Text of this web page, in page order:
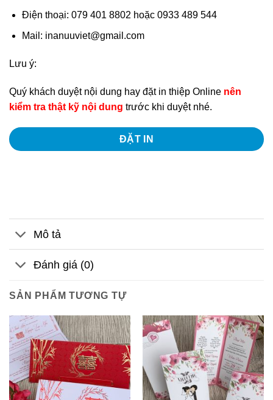
Điện thoại: 079 401 8802 hoặc 0933 489 544
Mail: inanuuviet@gmail.com
Lưu ý:
Quý khách duyệt nội dung hay đặt in thiệp Online nên
kiểm tra thật kỹ nội dung trước khi duyệt nhé.
ĐẶT IN
Mô tả
Đánh giá (0)
SẢN PHẨM TƯƠNG TỰ